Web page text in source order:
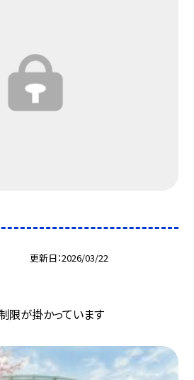
更新日 2026/03/22
限が掛かっています